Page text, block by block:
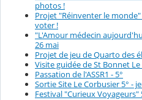
photos !
Projet "Réinventer le monde"
voter !
"L'Amour médecin
26 mai
Projet de jeu de Quarto des
Visite guidée de St Bonnet Le
Passation de l'ASSR1 - 5°
Sortie Site Le Corbusier 5° -
Festival "Curieux Voyageurs"